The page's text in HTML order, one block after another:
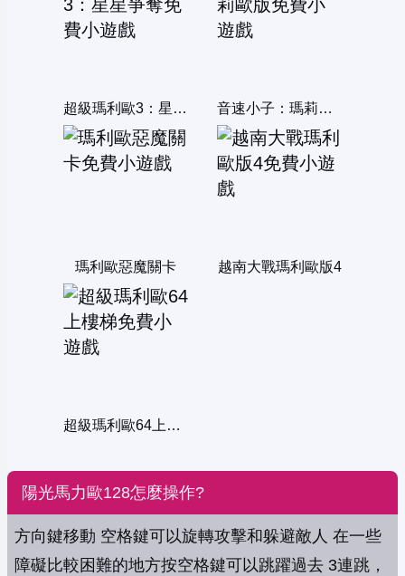
超級瑪利歐3：星星爭奪 音速小子：瑪莉歐版
瑪利歐惡魔關卡 越南大戰瑪利歐版4
超級瑪利歐64上樓梯
陽光馬力歐128怎麼操作?
方向鍵移動 空格鍵可以旋轉攻擊和躲避敵人 在一些
障礙比較困難的地方按空格鍵可以跳躍過去 3連跳，